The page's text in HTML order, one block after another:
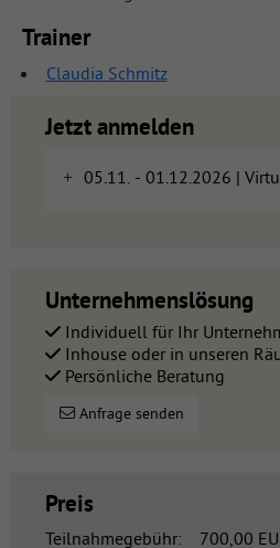
Trainer
Claudia Schmitz
Jetzt anmelden
05.11. - 01.12.2026 |
Unternehmenslösung
Individuell für Ihr
Inhouse oder in unseren
Persönliche Beratung
Anfrage senden
Preis
Teilnahmegebühr: 700,00